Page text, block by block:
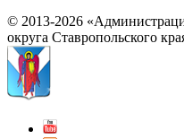
© 2013-2026
округа Ставропольского